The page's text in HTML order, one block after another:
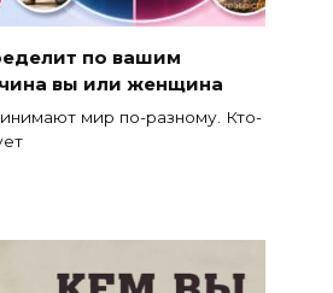
по вашим
вы или женщина
мир по-разному. Кто-